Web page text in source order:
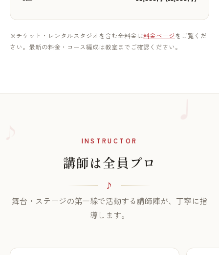
※チケット・レンタルスタジオを含む全料金は料金ページ をご覧くだ
さい。最新の料金・コース編成は教室までご確認ください。
INSTRUCTOR
講師は全員プロ
舞台・ステージの第一線で活動する講師陣が、丁寧に指
導します。